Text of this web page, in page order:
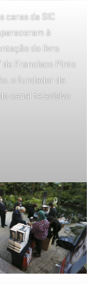
caras da SIC
à
do livro
de Francisco Pinto
o fundador da
canal televisivo